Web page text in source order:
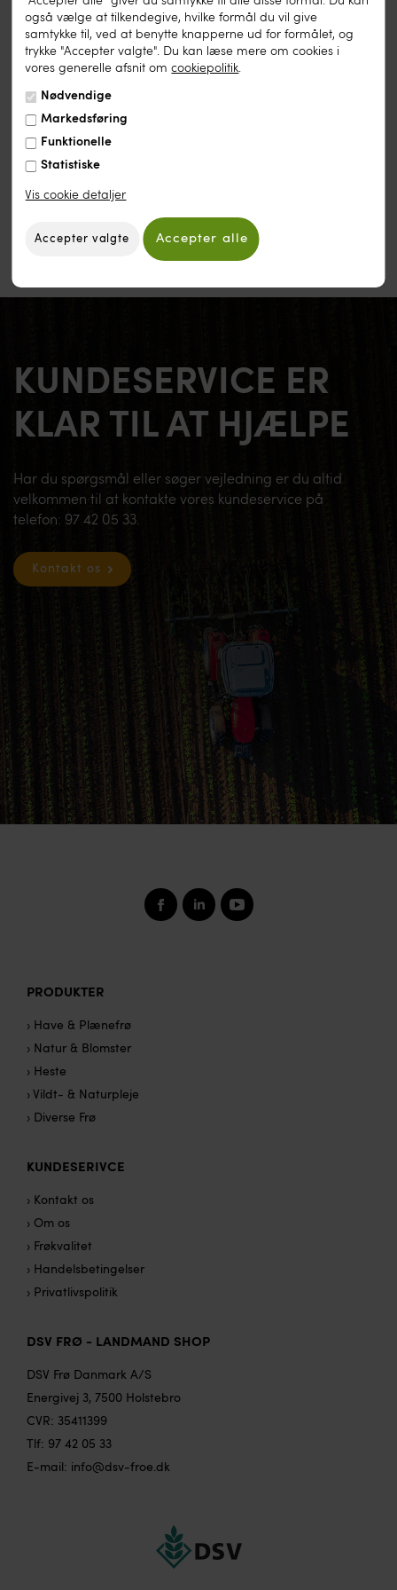
også vælge at tilkendegive, hvilke formål du vil give
samtykke til, ved at benytte knapperne ud for formålet, og
trykke "Accepter valgte". Du kan læse mere om cookies i
vores generelle afsnit omcookiepolitik
Nødvendige
Markedsføring
Funktionelle
Statistiske
Vis cookie detaljer
Lancet vejbred,Boston
Cikorie,Spadona
Kommen,Kamin
Udskriv denne side
KUNDESERVICE ER
KLAR TIL AT HJÆLPE
Har du spørgsmål eller søger vejledning er du altid
velkommen til at kontakte vores kundeservice på
telefon: 97 42 05 33.
Kontakt os
PRODUKTER
› Have & Plænefrø
› Natur & Blomster
› Heste
› Vildt- & Naturpleje
› Diverse Frø
KUNDESERIVCE
› Kontakt os
› Om os
› Frøkvalitet
› Handelsbetingelser
› Privatlivspolitik
DSV FRØ - LANDMAND SHOP
DSV Frø Danmark A/S
Energivej 3, 7500 Holstebro
CVR: 35411399
Tlf: 97 42 05 33
E-mail: info@dsv-froe.dk